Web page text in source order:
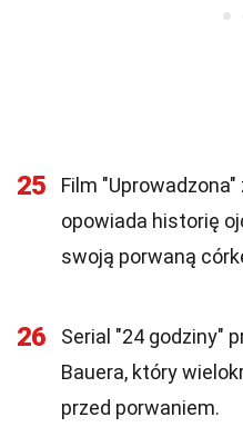
25
Film
opowiada historię
swoją porwaną
26
Serial "24 godziny"
Bauera, który
przed porwaniem.